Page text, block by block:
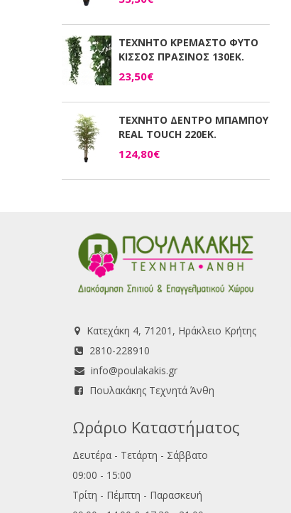
ΤΕΧΝΗΤΟ ΚΡΕΜΑΣΤΟ ΦΥΤΟ
ΚΙΣΣΟΣ ΠΡΑΣΙΝΟΣ 130ΕΚ.
23,50€
ΤΕΧΝΗΤΟ ΔΕΝΤΡΟ ΜΠΑΜΠΟΥ
REAL TOUCH 220ΕΚ.
124,80€
Κατεχάκη 4, 71201, Ηράκλειο Κρήτης
2810-228910
info@poulakakis.gr
Πουλακάκης Τεχνητά Άνθη
Ωράριο Καταστήματος
Δευτέρα - Τετάρτη - Σάββατο
09:00 - 15:00
Τρίτη - Πέμπτη - Παρασκευή